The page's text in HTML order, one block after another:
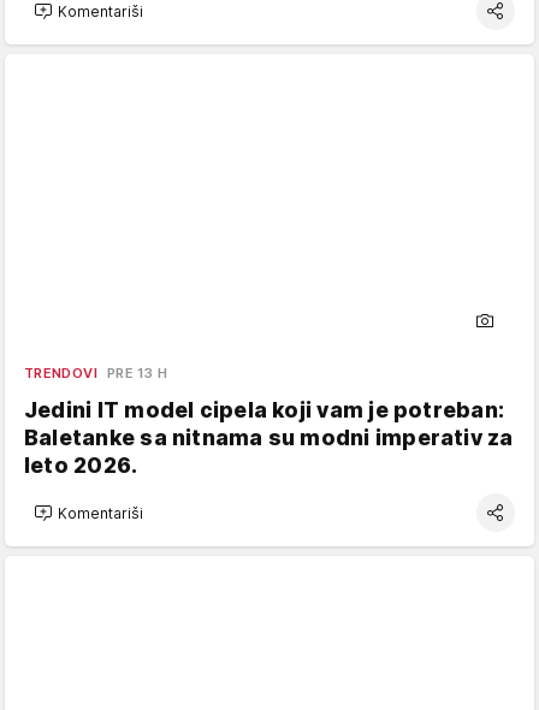
Komentariši
TRENDOVI PRE 13 H
Jedini IT model cipela koji vam je potreban:
Baletanke sa nitnama su modni imperativ za
leto 2026.
Komentariši